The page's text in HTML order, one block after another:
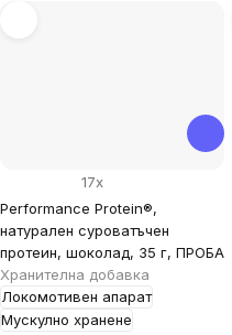
Performance Protein®,
натурален суроватъчен
протеин, шоколад, 35 г, ПРОБА
Хранителна добавка
Локомотивен апарат
Мускулно хранене
17x